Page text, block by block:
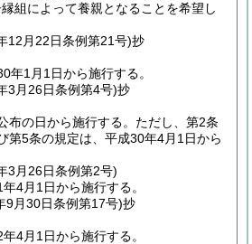
組によって養親となることを希望し
12月22日条例第21号)抄
年1月1日から施行する。
3月26日条例第4号)抄
布の日から施行する。 ただし、第2条
第5条の規定は、平成30年4月1日から
3月26日条例第2号)
4月1日から施行する。
9月30日条例第17号)抄
4月1日から施行する。